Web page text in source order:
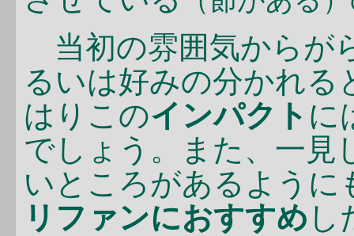
当初の雰囲気からが
るいは好みの分かれ
はりこのインパクト に
でしょう。また、一見
いところがあるように
リファンにおすすめ し